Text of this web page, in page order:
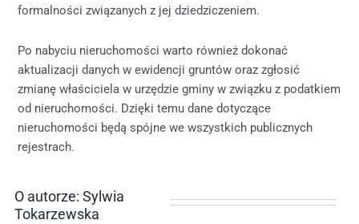
formalności związanych z jej dziedziczeniem.
Po nabyciu nieruchomości warto również dokonać
aktualizacji danych w ewidencji gruntów oraz zgłosić
zmianę właściciela w urzędzie gminy w związku z podatkiem
od nieruchomości. Dzięki temu dane dotyczące
nieruchomości będą spójne we wszystkich publicznych
rejestrach.
O autorze: Sylwia
Tokarzewska